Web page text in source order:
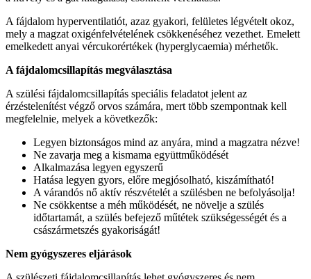
A fájdalom hyperventilatiót, azaz gyakori, felületes légvételt okoz,
mely a magzat oxigénfelvételének csökkenéséhez vezethet. Emelett
emelkedett anyai vércukorértékek (hyperglycaemia) mérhetők.
A fájdalomcsillapítás megválasztása
A szülési fájdalomcsillapítás speciális feladatot jelent az
érzéstelenítést végző orvos számára, mert több szempontnak kell
megfelelnie, melyek a következők:
Legyen biztonságos mind az anyára, mind a magzatra nézve!
Ne zavarja meg a kismama együttműködését
Alkalmazása legyen egyszerű
Hatása legyen gyors, előre megjósolható, kiszámítható!
A várandós nő aktív részvételét a szülésben ne befolyásolja!
Ne csökkentse a méh működését, ne növelje a szülés
időtartamát, a szülés befejező műtétek szükségességét és a
császármetszés gyakoriságát!
Nem gyógyszeres eljárások